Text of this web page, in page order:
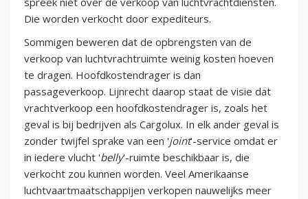
Die worden verkocht door expediteurs.
Sommigen beweren dat de opbrengsten van de
verkoop van luchtvrachtruimte weinig kosten hoeven
te dragen. Hoofdkostendrager is dan
passageverkoop. Lijnrecht daarop staat de visie dat
vrachtverkoop een hoofdkostendrager is, zoals het
geval is bij bedrijven als Cargolux. In elk ander geval is
zonder twijfel sprake van een 'joint'-service omdat er
in iedere vlucht 'belly'-ruimte beschikbaar is, die
verkocht zou kunnen worden. Veel Amerikaanse
luchtvaartmaatschappijen verkopen nauwelijks meer